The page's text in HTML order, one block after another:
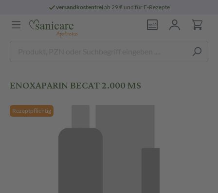
versandkostenfreiab 29 € und für E-Rezepte
ENOXAPARIN BECAT 2.000 MS
Rezeptpflichtig